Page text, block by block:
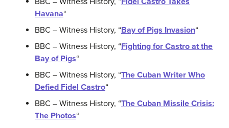
Havana“
BBC – Witness History, “Bay of Pigs Invasion“
BBC – Witness History, “Fighting for Castro at the
Bay of Pigs“
BBC – Witness History, “The Cuban Writer Who
Defied Fidel Castro“
BBC – Witness History, “The Cuban Missile Crisis:
The Photos“